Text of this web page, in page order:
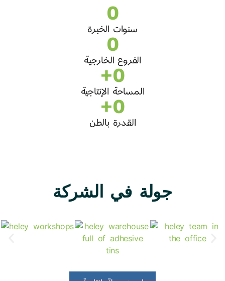
سنوات الخبرة
0
الفروع الخارجية
0
المساحة الإنتاجية
0
+
القدرة بالطن
0
+
جولة في الشركة